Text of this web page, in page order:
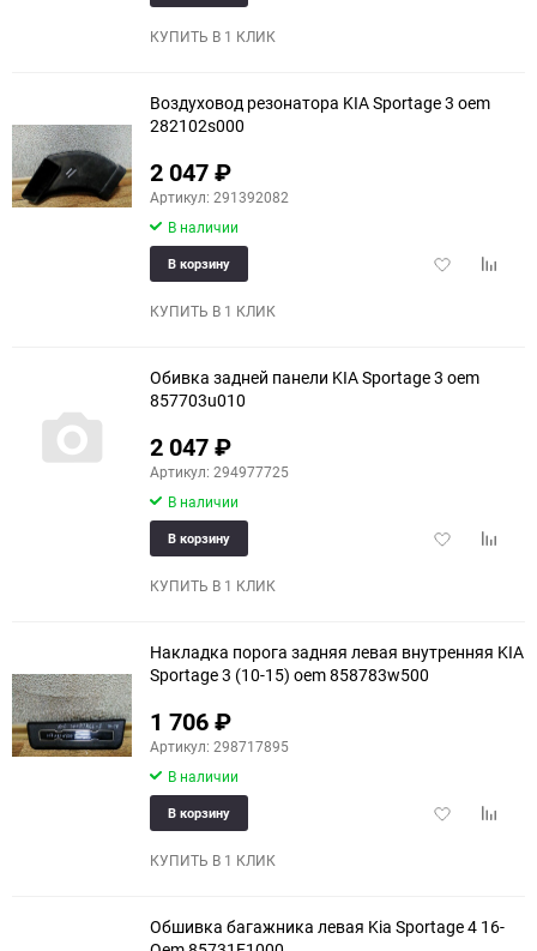
КУПИТЬ В 1 КЛИК
Воздуховод резонатора KIA Sportage 3 oem
282102s000
2 047₽
Артикул: 291392082
В наличии
Добавить
В корзину
КУПИТЬ В 1 КЛИК
Обивка задней панели KIA Sportage 3 oem
857703u010
2 047₽
Артикул: 294977725
В наличии
Добавить
В корзину
КУПИТЬ В 1 КЛИК
Накладка порога задняя левая внутренняя KIA
Sportage 3 (10-15) oem 858783w500
1 706₽
Артикул: 298717895
В наличии
Добавить
В корзину
КУПИТЬ В 1 КЛИК
Обшивка багажника левая Kia Sportage 4 16-